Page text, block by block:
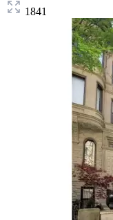
1841